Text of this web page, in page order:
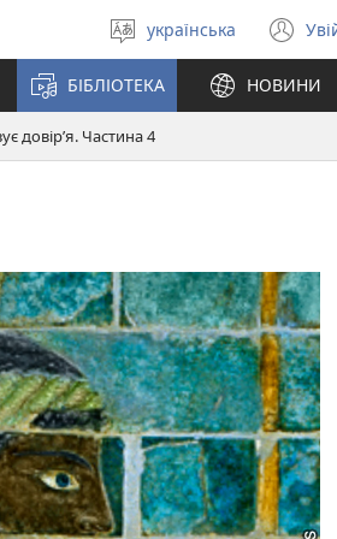
Вибрати
мову
українська
у
БІБЛІОТЕКА НОВИНИ
довір’я. Частина 4